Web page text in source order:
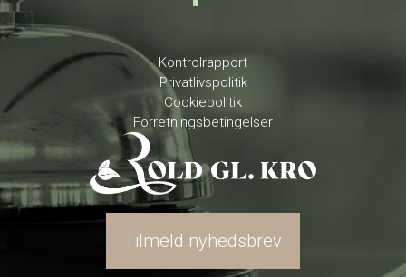
Kontrolrapport
Privatlivspolitik
Cookiepolitik
Forretningsbetingelser
Tilmeld nyhedsbrev